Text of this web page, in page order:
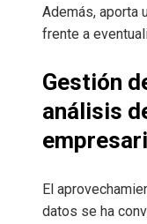
Además, aporta
frente a
Gestión
análisis
El
datos se ha